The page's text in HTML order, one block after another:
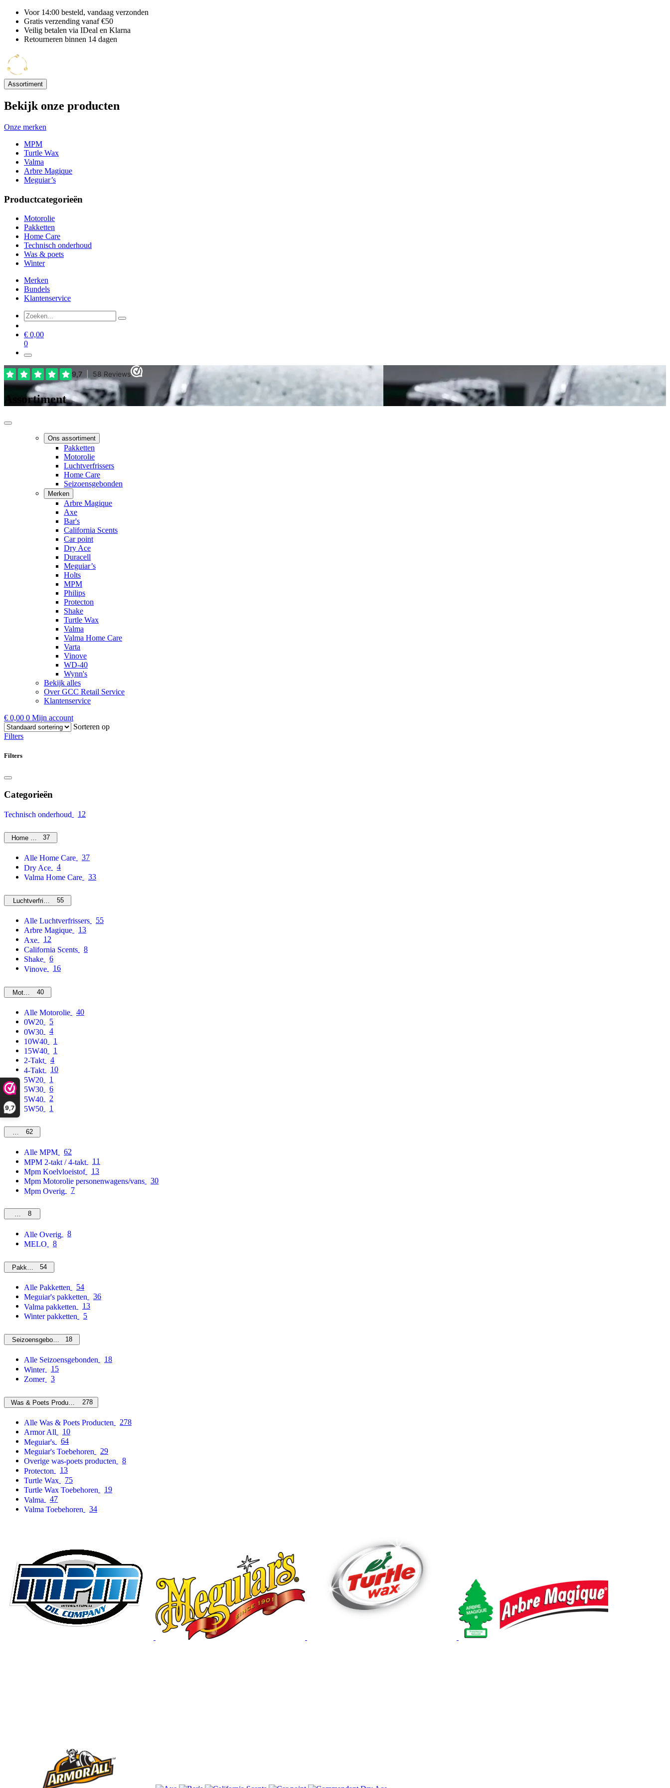
9,7
Voor 14:00 besteld, vandaag verzonden
Gratis verzending vanaf €50
Veilig betalen via IDeal en Klarna
Retourneren binnen 14 dagen
Assortiment
Bekijk onze producten
Onze merken
MPM
Turtle Wax
Valma
Arbre Magique
Meguiar’s
Productcategorieën
Motorolie
Pakketten
Home Care
Technisch onderhoud
Was & poets
Winter
Merken
Bundels
Klantenservice
€ 0,00
0
Assortiment
Ons assortiment
Pakketten
Motorolie
Luchtverfrissers
Home Care
Seizoensgebonden
Merken
Arbre Magique
Axe
Bar's
California Scents
Car point
Dry Ace
Duracell
Meguiar’s
Holts
MPM
Philips
Protecton
Shake
Turtle Wax
Valma
Valma Home Care
Varta
Vinove
WD-40
Wynn's
Bekijk alles
Over GCC Retail Service
Klantenservice
€ 0,00 0 Mijn account
Sorteren op
Filters
Filters
Categorieën
Technisch onderhoud 12
Home Care37
Alle Home Care
37
Dry Ace
4
Valma Home Care
33
Luchtverfrissers55
Alle Luchtverfrissers
55
Arbre Magique
13
Axe
12
California Scents
8
Shake
6
Vinove
16
Motorolie40
Alle Motorolie
40
0W20
5
0W30
4
10W40
1
15W40
1
2-Takt
4
4-Takt
10
5W20
1
5W30
6
5W40
2
5W50
1
MPM62
Alle MPM
62
MPM 2-takt / 4-takt
11
Mpm Koelvloeistof
13
Mpm Motorolie personenwagens/vans
30
Mpm Overig
7
Overig
8
Alle Overig
8
MELO
8
Pakketten54
Alle Pakketten
54
Meguiar's pakketten
36
Valma pakketten
13
Winter pakketten
5
Seizoensgebonden18
Alle Seizoensgebonden
18
Winter
15
Zomer
3
Was & Poets Producten 278
Alle Was & Poets Producten
278
Armor All
10
Meguiar's
64
Meguiar's Toebehoren
29
Overige was-poets producten
8
Protecton
13
Turtle Wax
75
Turtle Wax Toebehoren
19
Valma
47
Valma Toebehoren
34